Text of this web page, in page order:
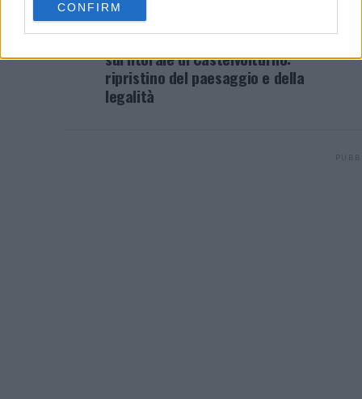
preferenze in qualsiasi momento ritornando su questo sito o
consultando la nostrainformativa sulla riservatezza.
CONFIRM
NON PERDERE
Abbattimento degli immobili abusivi
sul litorale di Castelvolturno:
ripristino del paesaggio e della
legalità